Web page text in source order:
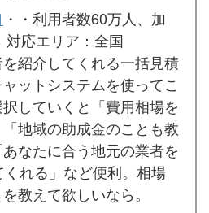
・・利用者数60万人、加
対応エリア：全国
紹介してくれる一括見積
ットシステムを使ってこ
していくと「費用相場を
地域の助成金のことも教
なたに合う地元の業者を
れる」など便利。相場
教えて欲しいなら。